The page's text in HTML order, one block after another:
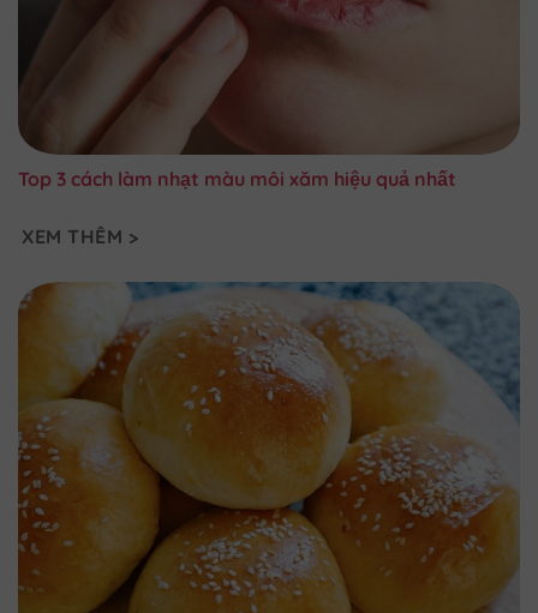
Top 3 cách làm nhạt màu môi xăm hiệu quả nhất
XEM THÊM >